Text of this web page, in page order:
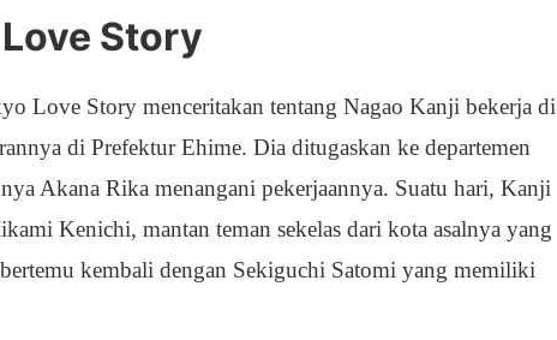
Story
Love Story menceritakan tentang Nagao Kanji bekerja di
di Prefektur Ehime. Dia ditugaskan ke departemen
Akana Rika menangani pekerjaannya. Suatu hari, Kanji
Kenichi, mantan teman sekelas dari kota asalnya yang
kembali dengan Sekiguchi Satomi yang memiliki